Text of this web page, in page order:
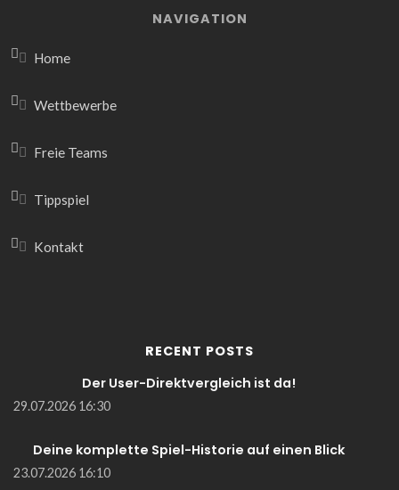
NAVIGATION
Home
Wettbewerbe
Freie Teams
Tippspiel
Kontakt
RECENT POSTS
Der User-Direktvergleich ist da!
29.07.2026 16:30
Deine komplette Spiel-Historie auf einen Blick
23.07.2026 16:10